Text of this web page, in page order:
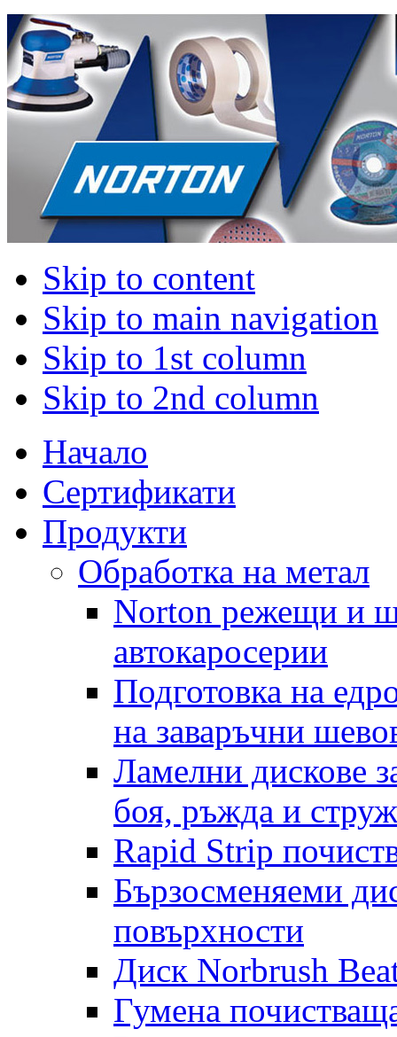
Skip to content
Skip to main navigation
Skip to 1st column
Skip to 2nd column
Начало
Сертификати
Продукти
Обработка на метал
Norton режещи и
автокаросерии
Подготовка на
на заваръчни
Ламелни дискове
боя, ръжда и
Rapid Strip
Бързосменяеми
повърхности
Диск Norbrush
Гумена